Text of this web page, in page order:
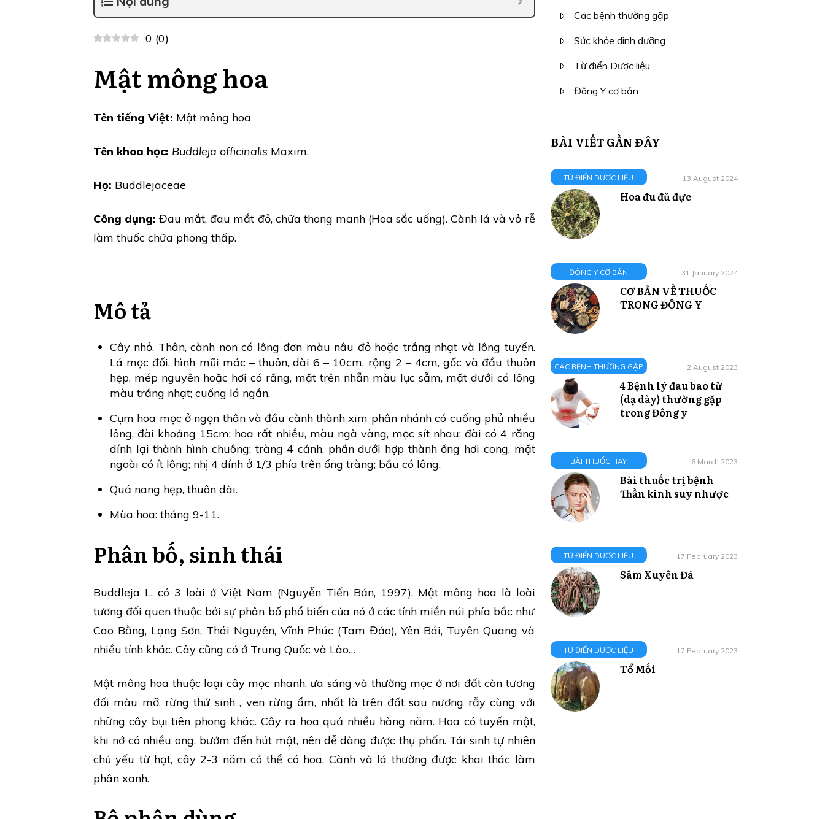
0 (0)
Mật mông hoa
Tên tiếng Việt: Mật mông hoa
Tên khoa học: Buddleja officinalis Maxim.
Họ: Buddlejaceae
Công dụng: Đau mắt, đau mắt đỏ, chữa thong manh (Hoa sắc uống). Cành lá và vỏ rễ
làm thuốc chữa phong thấp.
Mô tả
Cây nhỏ. Thân, cành non có lông đơn màu nâu đỏ hoặc trắng nhạt và lông tuyến.
Lá mọc đối, hình mũi mác – thuôn, dài 6 – 10cm, rộng 2 – 4cm, gốc và đầu thuôn
hẹp, mép nguyên hoặc hơi có răng, mặt trên nhẵn màu lục sẫm, mặt dưới có lông
màu trắng nhạt; cuống lá ngắn.
Cụm hoa mọc ở ngọn thân và đầu cành thành xim phân nhánh có cuống phủ nhiều
lông, đài khoảng 15cm; hoa rất nhiều, màu ngà vàng, mọc sít nhau; đài có 4 răng
dính lại thành hình chuông; tràng 4 cánh, phần dưới hợp thành ống hơi cong, mặt
ngoài có ít lông; nhị 4 dính ở 1/3 phía trên ống tràng; bầu có lông.
Quả nang hẹp, thuôn dài.
Mùa hoa: tháng 9-11.
Phân bố, sinh thái
Buddleja L. có 3 loài ở Việt Nam (Nguyễn Tiến Bản, 1997). Mật mông hoa là loài
tương đối quen thuộc bởi sự phân bố phổ biến của nó ở các tỉnh miền núi phía bắc như
Cao Bằng, Lạng Sơn, Thái Nguyên, Vĩnh Phúc (Tam Đảo), Yên Bái, Tuyên Quang và
nhiều tỉnh khác. Cây cũng có ở Trung Quốc và Lào…
Mật mông hoa thuộc loại cây mọc nhanh, ưa sáng và thường mọc ở nơi đất còn tương
đối màu mỡ, rừng thứ sinh , ven rừng ẩm, nhất là trên đất sau nương rẫy cùng với
những cây bụi tiên phong khác. Cây ra hoa quả nhiều hàng năm. Hoa có tuyến mật,
khi nở có nhiều ong, bướm đến hút mật, nên dễ dàng được thụ phấn. Tái sinh tự nhiên
chủ yếu từ hạt, cây 2-3 năm có thể có hoa. Cành và lá thường được khai thác làm
phân xanh.
Các bệnh thường gặp
Sức khỏe dinh dưỡng
Từ điển Dược liệu
Đông Y cơ bản
BÀI VIẾT GẦN ĐÂY
TỪ ĐIỂN DƯỢC LIỆU 13 August 2024
Hoa đu đủ đực
ĐÔNG Y CƠ BẢN 31 January 2024
CƠ BẢN VỀ THUỐC
TRONG ĐÔNG Y
CÁC BỆNH THƯỜNG GẶP 2 August 2023
4 Bệnh lý đau bao tử
(dạ dày) thường gặp
trong Đông y
BÀI THUỐC HAY 6 March 2023
Bài thuốc trị bệnh
Thần kinh suy nhược
TỪ ĐIỂN DƯỢC LIỆU 17 February 2023
Sâm Xuyên Đá
TỪ ĐIỂN DƯỢC LIỆU 17 February 2023
Tổ Mối